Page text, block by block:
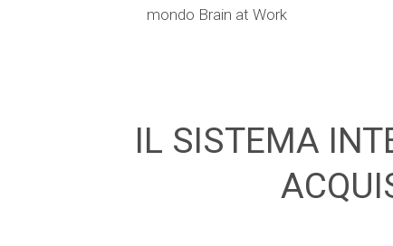
mondo Brain at Work
IL SISTEMA